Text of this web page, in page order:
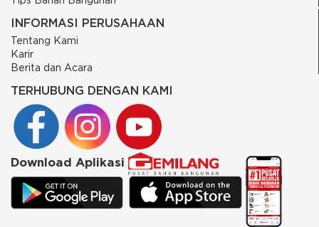
INFORMASI PERUSAHAAN
Tentang Kami
Karir
Berita dan Acara
TERHUBUNG DENGAN KAMI
Download Aplikasi